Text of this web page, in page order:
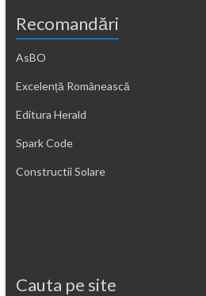
Recomandări
AsBO
Excelență Românească
Editura Herald
Spark Code
Constructii Solare
Cauta pe site